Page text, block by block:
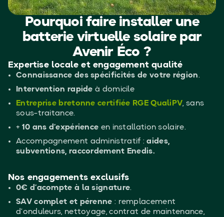
Pourquoi faire installer une
batterie virtuelle solaire par
Avenir Éco ?
Expertise locale et engagement qualité
Connaissance des spécificités de votre région.
Intervention rapide à domicile
Entreprise bretonne certifiée RGE QualiPV, sans
sous-traitance.
+ 10 ans d’expérience en installation solaire.
Accompagnement administratif :aides,
subventions, raccordement Enedis.
Nos engagements exclusifs
0€ d’acompte à la signature.
SAV complet et pérenne : remplacement
d’onduleurs, nettoyage, contrat de maintenance,